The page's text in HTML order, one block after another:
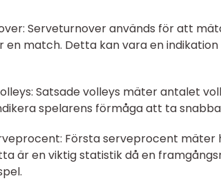
Serveturnover används för att
en match. Detta kan vara en
Satsade volleys mäter antalet
spelarens förmåga att ta
Första serveprocent
är en viktig statistik då en